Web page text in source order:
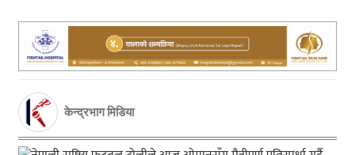
केन्द्रभाग मिडिया